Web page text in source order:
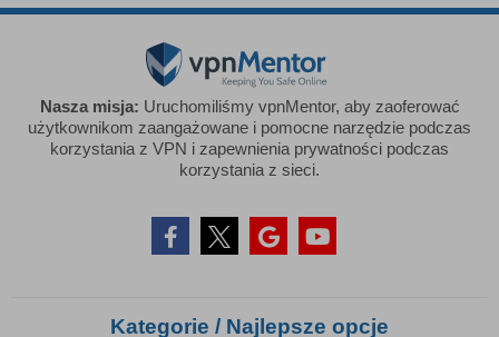
Nasza misja: Uruchomiliśmy vpnMentor, aby zaoferować
użytkownikom zaangażowane i pomocne narzędzie podczas
korzystania z VPN i zapewnienia prywatności podczas
korzystania z sieci.
Kategorie / Najlepsze opcje